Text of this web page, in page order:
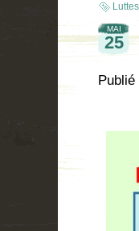
Luttes
MAI
25
Publié